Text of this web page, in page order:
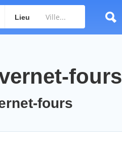
Lieu
fours
fours